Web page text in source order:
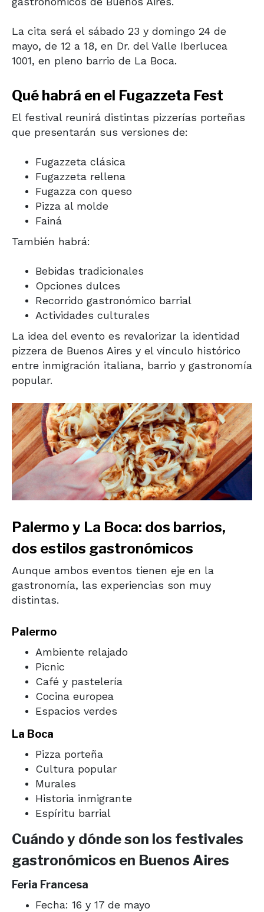
La cita será el sábado 23 y domingo 24 de
mayo, de 12 a 18, en Dr. del Valle Iberlucea
1001, en pleno barrio de La Boca.
Qué habrá en el Fugazzeta Fest
El festival reunirá distintas pizzerías porteñas
que presentarán sus versiones de:
Fugazzeta clásica
Fugazzeta rellena
Fugazza con queso
Pizza al molde
Fainá
También habrá:
Bebidas tradicionales
Opciones dulces
Recorrido gastronómico barrial
Actividades culturales
La idea del evento es revalorizar la identidad
pizzera de Buenos Aires y el vínculo histórico
entre inmigración italiana, barrio y gastronomía
popular.
Palermo y La Boca: dos barrios,
dos estilos gastronómicos
Aunque ambos eventos tienen eje en la
gastronomía, las experiencias son muy
distintas.
Palermo
Ambiente relajado
Picnic
Café y pastelería
Cocina europea
Espacios verdes
La Boca
Pizza porteña
Cultura popular
Murales
Historia inmigrante
Espíritu barrial
Cuándo y dónde son los festivales
gastronómicos en Buenos Aires
Feria Francesa
Fecha: 16 y 17 de mayo